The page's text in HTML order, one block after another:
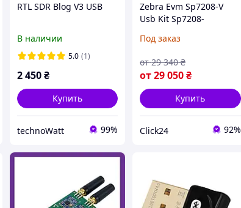
RTL SDR Blog V3 USB
В наличии
5.0 (1)
2 450₴
Купить
technoWatt 99%
Zebra Evm Sp7208-V
Usb Kit Sp7208-
S07Zbr
(на Заказ)
Под заказ
от29 050₴
от 29 340 ₴
Купить
Click24 92%